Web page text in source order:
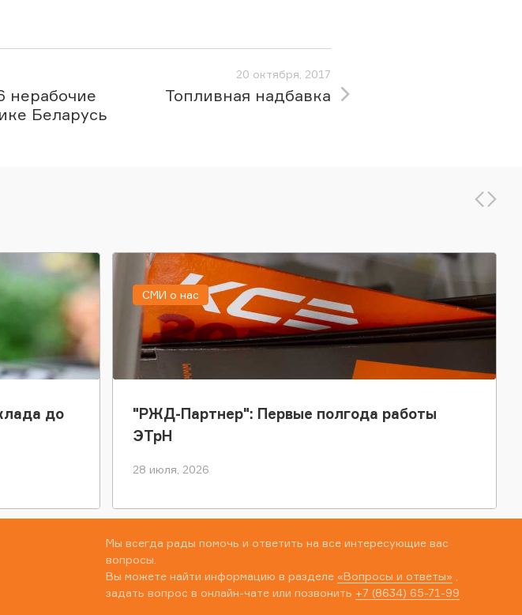
нерабочие
Беларусь
20 октября, 2017
Топливная надбавка
до
"РЖД-Партнер": Первые полгода работы
ЭТрН
28 июля, 2026
СМИ о нас
Мы всегда рады помочь и ответить на все интересующие вас
вопросы.
Вы можете найти информацию в разделе «Вопросы и ответы»
задать вопрос в онлайн-чате или позвонить +7 (8634) 65-71-99